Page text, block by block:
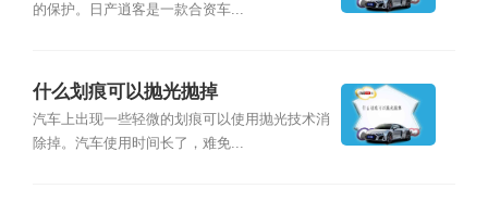
的保护。日产逍客是一款合资车...
什么划痕可以抛光抛掉
汽车上出现一些轻微的划痕可以使用抛光技术消
除掉。汽车使用时间长了，难免...